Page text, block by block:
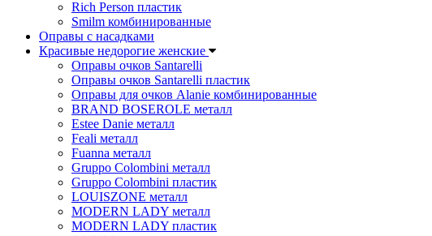
Rich Person пластик
Smilm комбинированные
Оправы с насадками
Красивые недорогие женские
Оправы очков Santarelli
Оправы очков Santarelli пластик
Оправы для очков Alanie комбинированные
BRAND BOSEROLE металл
Estee Danie металл
Feali металл
Fuanna металл
Gruppo Colombini металл
Gruppo Colombini пластик
LOUISZONE металл
MODERN LADY металл
MODERN LADY пластик